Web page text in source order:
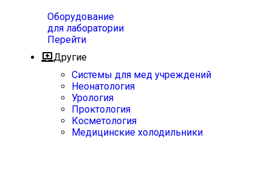
Оборудование
для лаборатории
Перейти
Другие
Системы для мед учреждений
Неонатология
Урология
Проктология
Косметология
Медицинские холодильники